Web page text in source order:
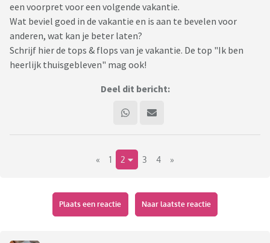
een voorpret voor een volgende vakantie.
Wat beviel goed in de vakantie en is aan te bevelen voor
anderen, wat kan je beter laten?
Schrijf hier de tops & flops van je vakantie. De top "Ik ben
heerlijk thuisgebleven" mag ook!
Deel dit bericht:
« 1 2 3 4 »
Plaats een reactie Naar laatste reactie